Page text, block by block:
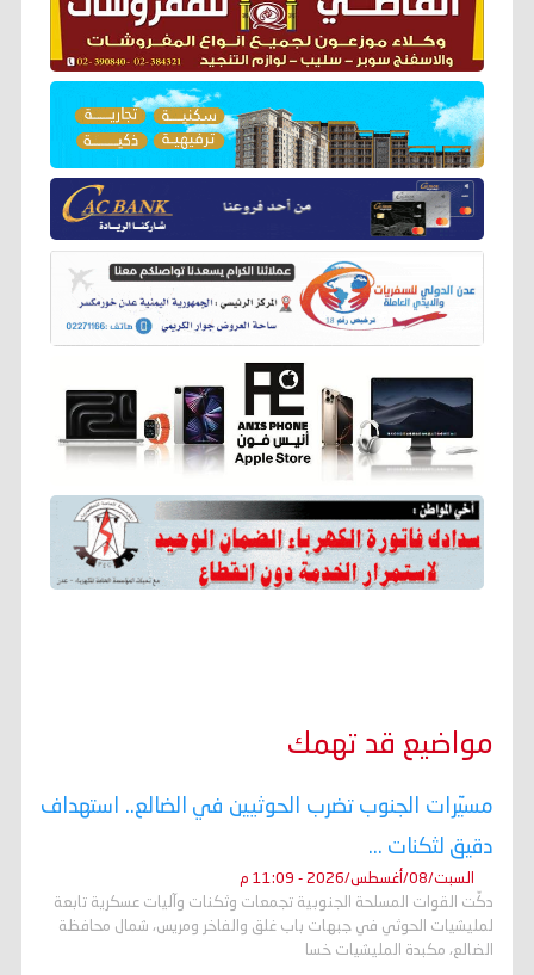
مواضيع قد تهمك
مسيّرات الجنوب تضرب الحوثيين في الضالع.. استهداف
دقيق لثكنات ...
السبت/08/أغسطس/2026 - 11:09 م
دكّت القوات المسلحة الجنوبية تجمعات وثكنات وآليات عسكرية تابعة
لمليشيات الحوثي في جبهات باب غلق والفاخر ومريس، شمال محافظة
الضالع، مكبدة المليشيات خسا